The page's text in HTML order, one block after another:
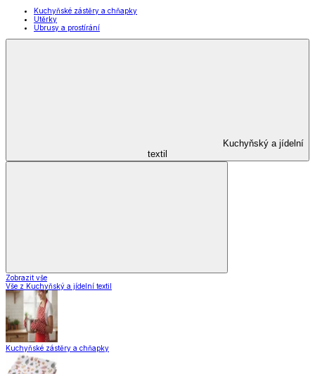
Kuchyňské zástěry a chňapky
Utěrky
Ubrusy a prostírání
Kuchyňský a jídelní
textil
Zobrazit vše
Vše z Kuchyňský a jídelní textil
Kuchyňské zástěry a chňapky